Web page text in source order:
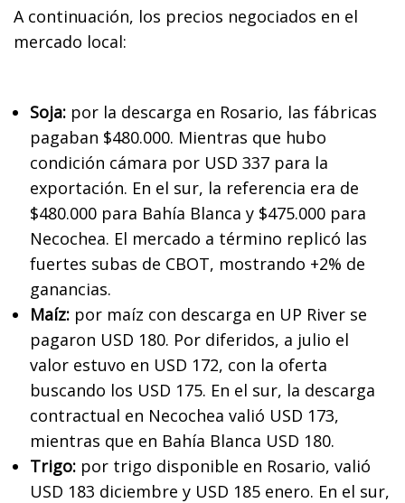
A continuación, los precios negociados en el
mercado local:
Soja: por la descarga en Rosario, las fábricas
pagaban $480.000. Mientras que hubo
condición cámara por USD 337 para la
exportación. En el sur, la referencia era de
$480.000 para Bahía Blanca y $475.000 para
Necochea. El mercado a término replicó las
fuertes subas de CBOT, mostrando +2% de
ganancias.
Maíz: por maíz con descarga en UP River se
pagaron USD 180. Por diferidos, a julio el
valor estuvo en USD 172, con la oferta
buscando los USD 175. En el sur, la descarga
contractual en Necochea valió USD 173,
mientras que en Bahía Blanca USD 180.
Trigo: por trigo disponible en Rosario, valió
USD 183 diciembre y USD 185 enero. En el sur,